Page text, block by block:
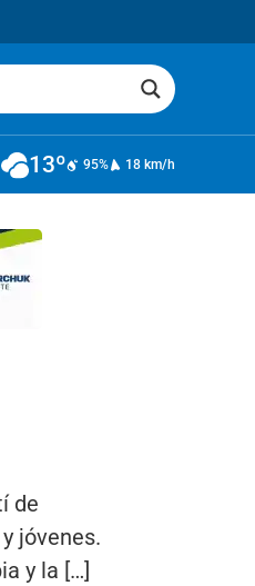
13º 95% 18 km/h
de
jóvenes.
y la […]